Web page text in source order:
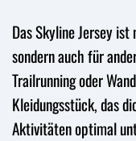
Das Skyline Jersey
sondern auch für
Trailrunning oder
Kleidungsstück, das
Aktivitäten optimal